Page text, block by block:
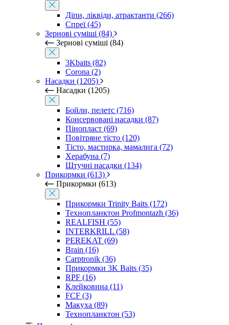
Діпи, ліквіди, атрактанти (266)
Спреї (45)
Зернові суміші (84)
Зернові суміші (84)
3Kbaits (82)
Corona (2)
Насадки (1205)
Насадки (1205)
Бойли, пелетс (716)
Консервовані насадки (87)
Пінопласт (69)
Повітряне тісто (120)
Тісто, мастирка, мамалига (72)
Херабуна (7)
Штучні насадки (134)
Прикормки (613)
Прикормки (613)
Прикормки Trinity Baits (172)
Технопланктон Profmontazh (36)
REALFISH (55)
INTERKRILL (58)
PEREKAT (69)
Brain (16)
Carptronik (36)
Прикормки 3K Baits (35)
RPF (16)
Клейковина (11)
FCF (3)
Макуха (89)
Технопланктон (53)